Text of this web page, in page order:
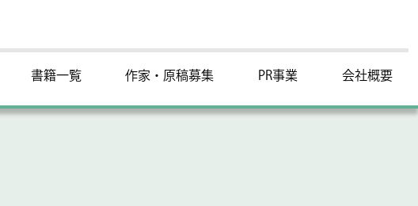
書籍一覧 作家・原稿募集 PR事業 会社概要